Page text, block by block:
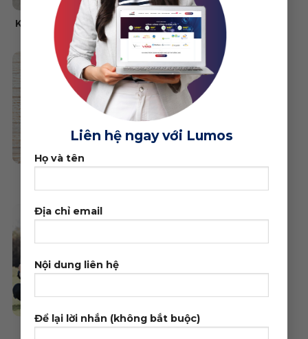
Liên hệ ngay với Lumos
Họ và tên
Địa chỉ email
Nội dung liên hệ
Để lại lời nhắn (không bắt buộc)
Kiến trúc - Nội thất Mỹ phẩm - Làm đẹp
Tin tức Xe hơi - Thể thao